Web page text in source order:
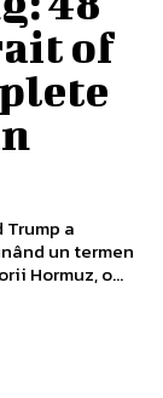
of
a
un termen
Hormuz, o...